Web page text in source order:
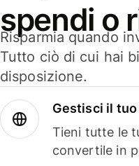
spendi o
Risparmia quando
Tutto ciò di cui hai
disposizione.
Gestisci il
Tieni tutte le
convertile in